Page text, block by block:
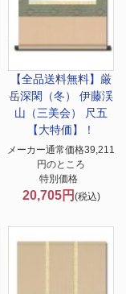
【全品送料無料】 厳
岳深閑（冬） 伊藤渓
山（三美会） 尺五
【大特価】！
メーカー通常価格39,211
円のところ
特別価格
20,705円 (税込)